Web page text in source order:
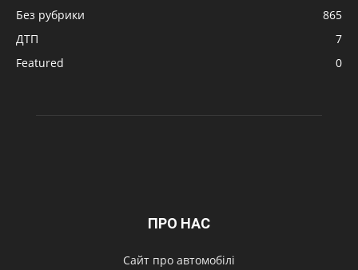
Без рубрики
865
ДТП
7
Featured
0
ПРО НАС
Сайт про автомобілі